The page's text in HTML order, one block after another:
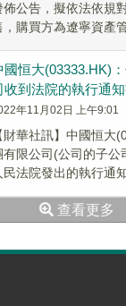
佈公告，擬依法依規
，購買方為遼寧資產
國恒大(03333.HK)
收到法院的執行通
年11月02日 上午9:01
財華社訊】中國恒大
有限公司(公司的子公
民法院發出的執行通
查看更多